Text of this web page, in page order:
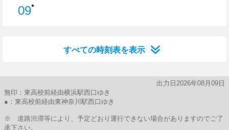
09●
すべての時刻表を表示
出力日2026年08月09日
無印：東高校前経由横浜駅西口ゆき
●：東高校前経由東神奈川駅西口ゆき
※ 道路渋滞等により、予定どおり運行できない場合がありますのでご了
承下さい。